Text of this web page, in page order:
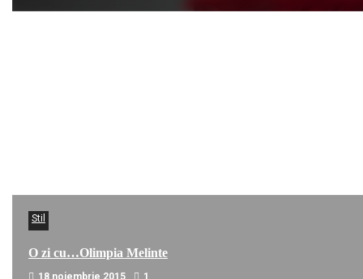
Stil
O zi cu…Olimpia Melinte
18 noiembrie 2015 1